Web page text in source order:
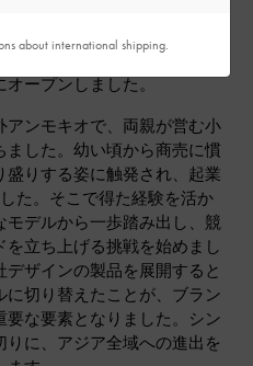
ンのもとに生まれたブラン
ポール中心部のアマラショ
オープンしました。
アンモキオで、両親が営む小
した。幼い頃から商売に慣
りする姿に触発され、起業
た。そこで得た経験を活か
モデルから一歩踏み出し、競
立ち上げる挑戦を始めまし
ザインの製品を展開すると
切り替えたことが、ブラン
要な要素となりました。シン
に、アジア全域への進出を
about international shipping.